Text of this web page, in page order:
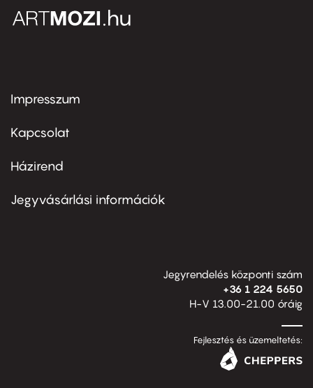
Footer
first
Impresszum
Kapcsolat
Footer
second
Házirend
Jegyvásárlási információk
Jegyrendelés központi szám
+36 1 224 5650
H-V 13.00-21.00 óráig
Fejlesztés és üzemeltetés: